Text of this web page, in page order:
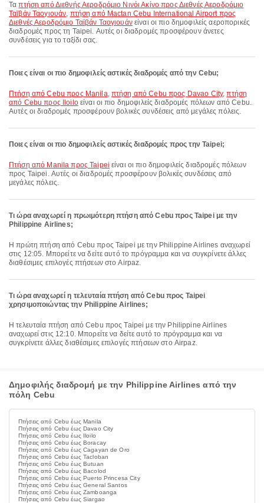
Ταπτήση από Διεθνής Αεροδρόμιο Νινόι Ακίνο προς Διεθνές Αεροδρόμιο
Ταϊβάν Ταογιουάν, πτήση από Mactan Cebu International Airport προς
Διεθνές Αεροδρόμιο Ταϊβάν Ταογιουάνείναι οι πιο δημοφιλείς αεροπορικές
διαδρομές προς τη Taipei. Αυτές οι διαδρομές προσφέρουν άνετες
συνδέσεις για το ταξίδι σας.
Ποιες είναι οι πιο δημοφιλείς αστικές διαδρομές από την Cebu;
πτήση από Cebu προς Manila, πτήση από Cebu προς Davao City,πτήση
από Cebu προς Iloiloείναι οι πιο δημοφιλείς διαδρομές πόλεων από Cebu.
Αυτές οι διαδρομές προσφέρουν βολικές συνδέσεις από μεγάλες πόλεις.
Ποιες είναι οι πιο δημοφιλείς αστικές διαδρομές προς την Taipei;
πτήση από Manila προς Taipei είναι οι πιο δημοφιλείς διαδρομές πόλεων
προς Taipei. Αυτές οι διαδρομές προσφέρουν βολικές συνδέσεις από
μεγάλες πόλεις.
Τι ώρα αναχωρεί η πρωιμότερη πτήση από Cebu προς Taipei με την
Philippine Airlines;
Η πρώτη πτήση από Cebu προς Taipei με την Philippine Airlines αναχωρεί
στις 12:05. Μπορείτε να δείτε αυτό το πρόγραμμα και να συγκρίνετε άλλες
διαθέσιμες επιλογές πτήσεων στο Airpaz.
Τι ώρα αναχωρεί η τελευταία πτήση από Cebu προς Taipei
χρησιμοποιώντας την Philippine Airlines;
Η τελευταία πτήση από Cebu προς Taipei με την Philippine Airlines
αναχωρεί στις 12:10. Μπορείτε να δείτε αυτό το πρόγραμμα και να
συγκρίνετε άλλες διαθέσιμες επιλογές πτήσεων στο Airpaz.
Δημοφιλής διαδρομή με την Philippine Airlines από την
πόλη Cebu
Πτήσεις από Cebu έως Manila
Πτήσεις από Cebu έως Davao City
Πτήσεις από Cebu έως Iloilo
Πτήσεις από Cebu έως Boracay
Πτήσεις από Cebu έως Cagayan de Oro
Πτήσεις από Cebu έως Tacloban
Πτήσεις από Cebu έως Butuan
Πτήσεις από Cebu έως Bacolod
Πτήσεις από Cebu έως Puerto Princesa City
Πτήσεις από Cebu έως General Santos
Πτήσεις από Cebu έως Zamboanga
Πτήσεις από Cebu έως Siargao